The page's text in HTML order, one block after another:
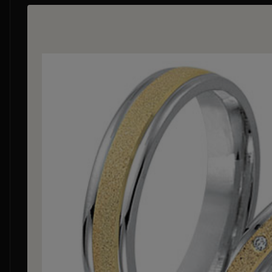
Bildergalerie überspringen